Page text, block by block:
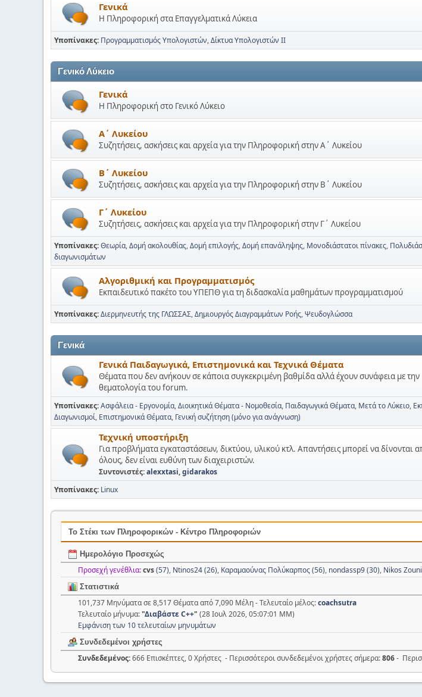
Γενικά
Η Πληροφορική στα Επαγγελματικά Λύκεια
Υποπίνακες Προγραμματισμός Υπολογιστών Δίκτυα Υπολογιστών ΙΙ
Γενικό Λύκειο
Γενικά
Η Πληροφορική στο Γενικό Λύκειο
Α΄ Λυκείου
Συζητήσεις, ασκήσεις και αρχεία για την Πληροφορική στην Α΄ Λυκείου
Β΄ Λυκείου
Συζητήσεις, ασκήσεις και αρχεία για την Πληροφορική στην Β΄ Λυκείου
Γ΄ Λυκείου
Συζητήσεις, ασκήσεις και αρχεία για την Πληροφορική στην Γ΄ Λυκείου
Υποπίνακες Θεωρία Δομή ακολουθίας Δομή επιλογής Δομή επανάληψης Μονοδιάστατοι πίνακες
διαγωνισμάτων
Αλγοριθμική και Προγραμματισμός
Εκπαιδευτικό πακέτο του ΥΠΕΠΘ για τη διδασκαλία μαθημάτων προγραμματισμού
Υποπίνακες Διερμηνευτής της ΓΛΩΣΣΑΣ Δημιουργός Διαγραμμάτων Ροής Ψευδογλώσσα
Γενικά
Γενικά Παιδαγωγικά, Επιστημονικά και Τεχνικά Θέματα
Θέματα που δεν ανήκουν σε κάποια συγκεκριμένη βαθμίδα αλλά έχουν συνάφεια με την
θεματολογία του forum.
Υποπίνακες Ασφάλεια - Εργονομία Διοικητικά Θέματα - Νομοθεσία Παιδαγωγικά Θέματα Μετά το Λύκειο
Διαγωνισμοί Επιστημονικά Θέματα Γενική συζήτηση (μόνο για ανάγνωση)
Τεχνική υποστήριξη
Για προβλήματα εγκαταστάσεων, δικτύου, υλικού κτλ. Απαντήσεις μπορεί να δίνονται
όλους, δεν είναι ευθύνη των διαχειριστών.
Συντονιστές:alexxtasi,gidarakos
Υποπίνακες Linux
Το Στέκι των Πληροφορικών - Κέντρο Πληροφοριών
Ημερολόγιο Προσεχώς
Προσεχή γενέθλια:cvs(57), Ntinos24 (26), Καραμαούνας Πολύκαρπος (56), nondassp9 (30), Nikos
Στατιστικά
101,737 Μηνύματα σε 8,517 Θέματα από 7,090 Μέλη - Τελευταίο μέλος:coachsutra
Τελευταίο μήνυμα:"Διαβάστε C++" (28 Ιουλ 2026, 05:07:01 ΜΜ)
Εμφάνιση των 10 τελευταίων μηνυμάτων
Συνδεδεμένοι χρήστες
Συνδεδεμένος:666 Επισκέπτες, 0 Χρήστες - Περισσότεροι συνδεδεμένοι χρήστες σήμερα:806-